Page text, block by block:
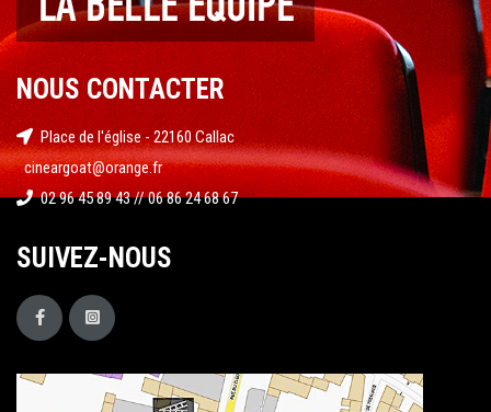
NOUS CONTACTER
Place de l'église - 22160 Callac
cineargoat@orange.fr
02 96 45 89 43 // 06 86 24 68 67
SUIVEZ-NOUS